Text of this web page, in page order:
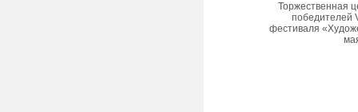
Торжественная
победителей
фестиваля